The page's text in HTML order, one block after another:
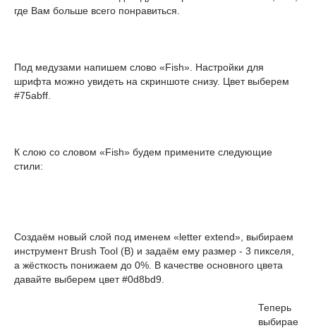
где Вам больше всего понравиться.
Под медузами напишем слово «Fish». Настройки для
шрифта можно увидеть на скриншоте снизу. Цвет выберем
#75abff.
К слою со словом «Fish» будем примените следующие
стили:
Создаём новый слой под именем «letter extend», выбираем
инструмент Brush Tool (B) и задаём ему размер - 3 пикселя,
а жёсткость понижаем до 0%. В качестве основного цвета
давайте выберем цвет #0d8bd9.
Теперь
выбирае